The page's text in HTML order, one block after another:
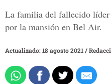
La familia del fallecido
por la mansión en Bel Air.
Actualizado: 18 agosto 2021 /